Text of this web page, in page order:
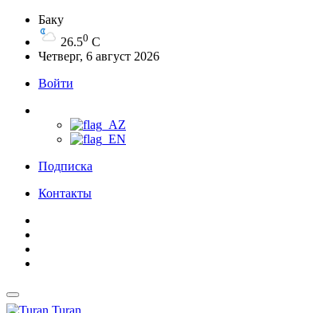
Баку
26.50 C
Четверг, 6 август 2026
Войти
Подписка
Контакты
Turan